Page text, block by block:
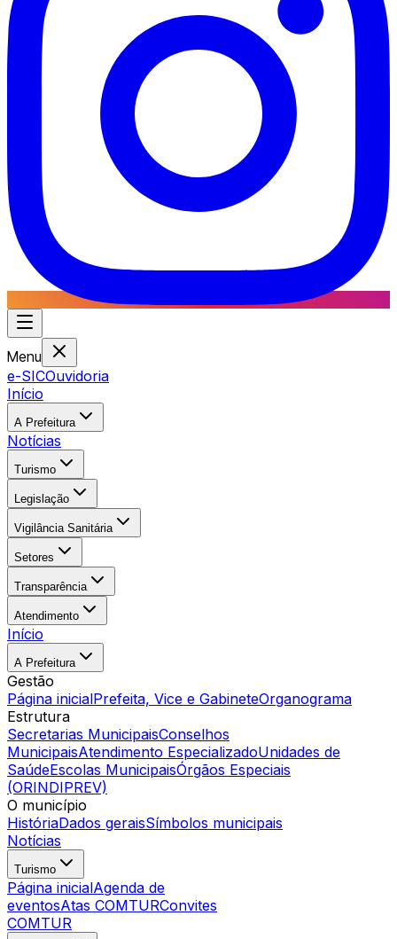
Menu
e-SICOuvidoria
Início
A Prefeitura
Notícias
Turismo
Legislação
Vigilância Sanitária
Setores
Transparência
Atendimento
Início
A Prefeitura
Gestão
Página inicialPrefeita, Vice e GabineteOrganograma
Estrutura
Secretarias MunicipaisConselhos
MunicipaisAtendimento EspecializadoUnidades de
SaúdeEscolas MunicipaisÓrgãos Especiais
(ORINDIPREV)
O município
HistóriaDados geraisSímbolos municipais
Notícias
Turismo
Página inicialAgenda de
eventosAtas COMTURConvites
COMTUR